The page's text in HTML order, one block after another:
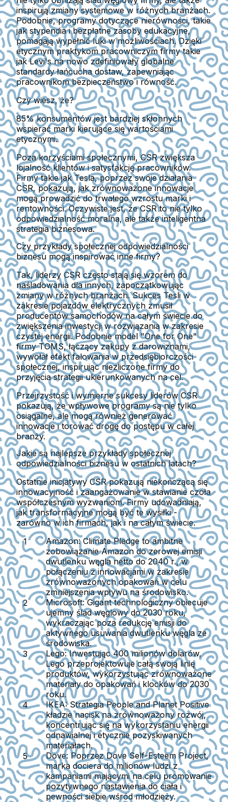
inspirują zmiany systemowe w różnych branżach.
Podobnie, programy dotyczące nierówności, takie
jak stypendia i bezpłatne zasoby edukacyjne,
pomagają wypełnić luki w możliwościach. Dzięki
etycznym praktykom pracowniczym firmy takie
jak Levi's na nowo zdefiniowały globalne
standardy łańcucha dostaw, zapewniając
pracownikom bezpieczeństwo i równość.
Czy wiesz, że?
85% konsumentów jest bardziej skłonnych
wspierać marki kierujące się wartościami
etycznymi.
Poza korzyściami społecznymi, CSR zwiększa
lojalność klientów i satysfakcję pracowników.
Firmy takie jak Tesla, poprzez swoje działania
CSR, pokazują, jak zrównoważone innowacje
mogą prowadzić do trwałego wzrostu marki i
rentowności. Oczywiste jest, że CSR to nie tylko
odpowiedzialność moralna, ale także inteligentna
strategia biznesowa.
Czy przykłady społecznej odpowiedzialności
biznesu mogą inspirować inne firmy?
Tak, liderzy CSR często stają się wzorem do
naśladowania dla innych, zapoczątkowując
zmiany w różnych branżach. Sukces Tesli w
zakresie pojazdów elektrycznych zmusił
producentów samochodów na całym świecie do
zwiększenia inwestycji w rozwiązania w zakresie
czystej energii. Podobnie model "One for One"
firmy TOMS, łączący zakupy z darowiznami,
wywołał efekt falowania w przedsiębiorczości
społecznej, inspirując niezliczone firmy do
przyjęcia strategii ukierunkowanych na cel.
Przejrzystość i wymierne sukcesy liderów CSR
pokazują, że wpływowe programy są nie tylko
osiągalne, ale mogą również generować
innowacje i torować drogę do postępu w całej
branży.
Jakie są najlepsze przykłady społecznej
odpowiedzialności biznesu w ostatnich latach?
Ostatnie inicjatywy CSR pokazują niekończącą się
innowacyjność i zaangażowanie w stawianie czoła
współczesnym wyzwaniom. Firmy udowadniają,
jak transformacyjne mogą być te wysiłki -
zarówno w ich firmach, jak i na całym świecie.
Amazon:Climate Pledge to ambitne
zobowiązanie Amazon do zerowej emisji
dwutlenku węgla netto do 2040 r., w
połączeniu z innowacjami w zakresie
zrównoważonych opakowań w celu
zmniejszenia wpływu na środowisko.
Microsoft:Gigant technologiczny obiecuje
ujemny ślad węglowy do 2030 roku,
wykraczając poza redukcję emisji do
aktywnego usuwania dwutlenku węgla ze
środowiska.
Lego:Inwestując 400 milionów dolarów,
Lego przeprojektowuje całą swoją linię
produktów, wykorzystując zrównoważone
materiały do opakowań i klocków do 2030
roku.
IKEA:Strategia People and Planet Positive
kładzie nacisk na zrównoważony rozwój,
koncentrując się na wykorzystaniu energii
odnawialnej i etycznie pozyskiwanych
materiałach.
Dove: Poprzez Dove Self-Esteem Project,
marka dociera do milionów ludzi z
kampaniami mającymi na celu promowanie
pozytywnego nastawienia do ciała i
pewności siebie wśród młodzieży.